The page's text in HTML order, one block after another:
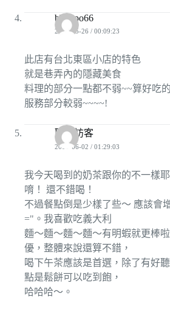
bbpopo66
2009-05-26 / 00:09:23
此店有台北東區小店的特色
就是巷弄內的隱藏美食
料理的部分一點都不弱~~算好吃
服務部分較弱~~~~!
匿名訪客
2009-06-02 / 01:29:03
我今天喝到的奶茶跟你的不一樣
唷！ 還不錯喝！
不過餐點倒是少樣了些～ 應該會
="。我喜歡吃義大利
麵～麵～麵～麵～有明蝦就更棒
優，整體來說還算不錯，
喝下午茶應該是首選，除了有好
點是鬆餅可以吃到飽，
哈哈哈～。